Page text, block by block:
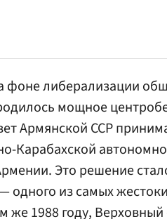
фоне либерализации
мощное
Армянской ССР
Карабахской
Это решение
одного из самых
же 1988 году,